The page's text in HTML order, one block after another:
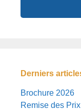
Derniers
Brochure 2026
Remise des